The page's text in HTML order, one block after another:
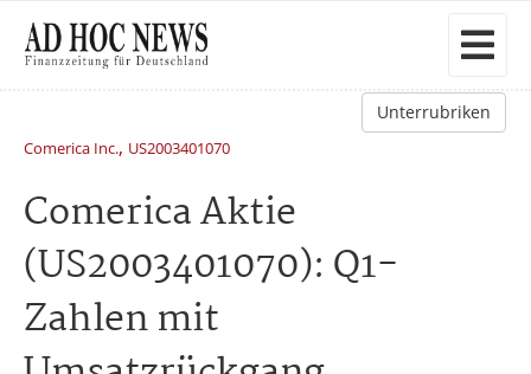
Unterrubriken
Comerica Inc., US2003401070
Comerica Aktie
(US2003401070): Q1-
Zahlen mit